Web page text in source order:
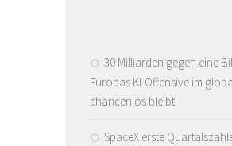
30 Milliarden gegen eine
Europas KI-Offensive im
chancenlos bleibt
SpaceX erste